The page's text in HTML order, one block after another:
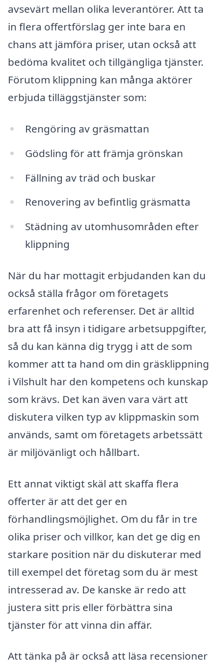
avsevärt mellan olika leverantörer. Att ta
in flera offertförslag ger inte bara en
chans att jämföra priser, utan också att
bedöma kvalitet och tillgängliga tjänster.
Förutom klippning kan många aktörer
erbjuda tilläggstjänster som:
Rengöring av gräsmattan
Gödsling för att främja grönskan
Fällning av träd och buskar
Renovering av befintlig gräsmatta
Städning av utomhusområden efter
klippning
När du har mottagit erbjudanden kan du
också ställa frågor om företagets
erfarenhet och referenser. Det är alltid
bra att få insyn i tidigare arbetsuppgifter,
så du kan känna dig trygg i att de som
kommer att ta hand om din gräsklippning
i Vilshult har den kompetens och kunskap
som krävs. Det kan även vara värt att
diskutera vilken typ av klippmaskin som
används, samt om företagets arbetssätt
är miljövänligt och hållbart.
Ett annat viktigt skäl att skaffa flera
offerter är att det ger en
förhandlingsmöjlighet. Om du får in tre
olika priser och villkor, kan det ge dig en
starkare position när du diskuterar med
till exempel det företag som du är mest
intresserad av. De kanske är redo att
justera sitt pris eller förbättra sina
tjänster för att vinna din affär.
Att tänka på är också att läsa recensioner